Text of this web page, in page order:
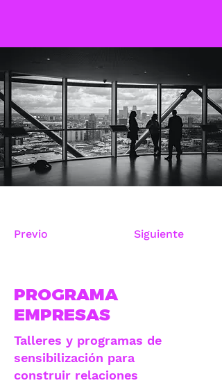
Previo Siguiente
PROGRAMA
EMPRESAS
Talleres y programas de
sensibilización para
construir relaciones